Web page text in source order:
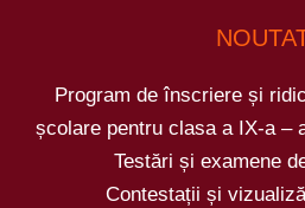
Program de înscriere și
școlare pentru clasa a IX-a –
Testări și examene
Contestații și